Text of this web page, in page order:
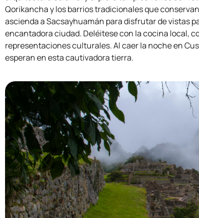
Qorikancha y los barrios tradicionales que
ascienda a Sacsayhuamán para disfrutar de vistas
encantadora ciudad. Deléitese con la cocina local,
representaciones culturales. Al caer la noche en
esperan en esta cautivadora tierra.